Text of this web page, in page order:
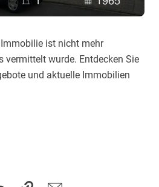
ist nicht mehr
vermittelt wurde. Entdecken Sie
und aktuelle Immobilien